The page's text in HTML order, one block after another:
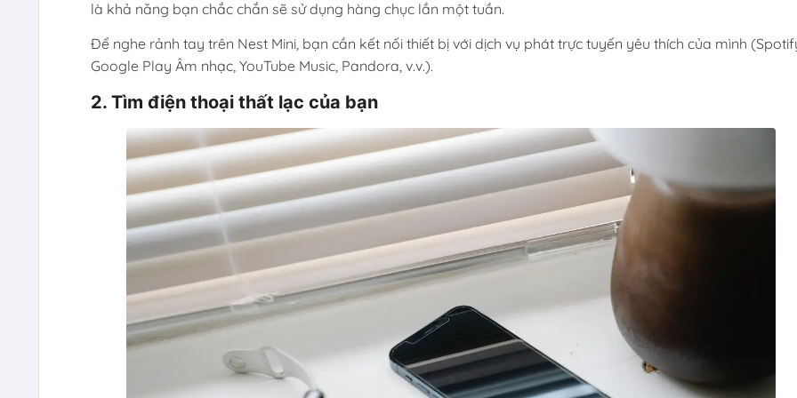
là khả năng bạn chắc chắn sẽ sử dụng hàng chục lần một tuần.
Để nghe rảnh tay trên Nest Mini, bạn cần kết nối thiết bị với dịch vụ phát trực tuyến yêu thích của mình
Google Play Âm nhạc, YouTube Music, Pandora, v.v.).
2. Tìm điện thoại thất lạc của bạn